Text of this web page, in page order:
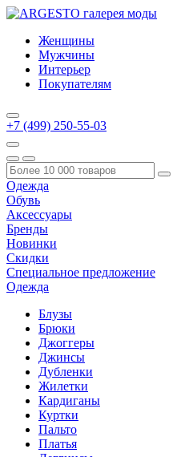
Женщины
Мужчины
Интерьер
Покупателям
+7 (499) 250-55-03
Одежда
Обувь
Аксессуары
Бренды
Новинки
Скидки
Специальное предложение
Одежда
Блузы
Брюки
Джоггеры
Джинсы
Дубленки
Жилетки
Кардиганы
Куртки
Пальто
Платья